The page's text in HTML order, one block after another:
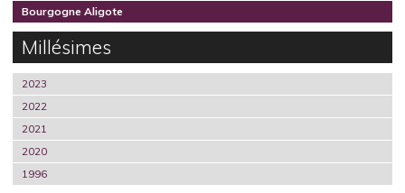
Bourgogne Aligote
Millésimes
2023
2022
2021
2020
1996